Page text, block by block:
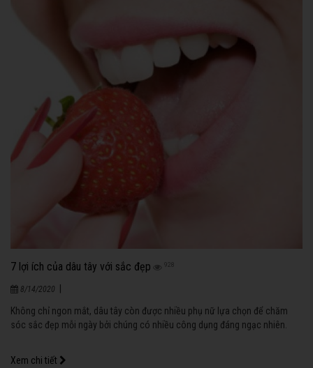
7 lợi ích của dâu tây với sắc đẹp 928
8/14/2020
Không chỉ ngon mắt, dâu tây còn được nhiều phụ nữ lựa chọn để chăm
sóc sắc đẹp mỗi ngày bởi chúng có nhiều công dụng đáng ngạc nhiên.
Xem chi tiết